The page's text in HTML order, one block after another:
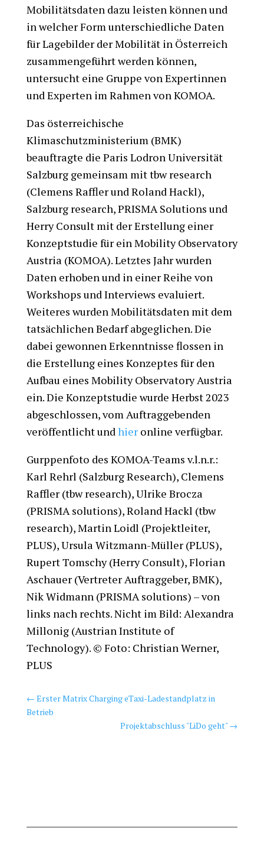
Mobilitätsdaten dazu leisten können und
in welcher Form unterschiedliche Daten
für Lagebilder der Mobilität in Österreich
zusammengeführt werden können,
untersucht eine Gruppe von Expertinnen
und Experten im Rahmen von KOMOA.
Das österreichische
Klimaschutzministerium (BMK)
beauftragte die Paris Lodron Universität
Salzburg gemeinsam mit tbw research
(Clemens Raffler und Roland Hackl),
Salzburg research, PRISMA Solutions und
Herry Consult mit der Erstellung einer
Konzeptstudie für ein Mobility Observatory
Austria (KOMOA). Letztes Jahr wurden
Daten erhoben und in einer Reihe von
Workshops und Interviews evaluiert.
Weiteres wurden Mobilitätsdaten mit dem
tatsächlichen Bedarf abgeglichen. Die
dabei gewonnen Erkenntnisse flossen in
die Erstellung eines Konzeptes für den
Aufbau eines Mobility Observatory Austria
ein. Die Konzeptstudie wurde Herbst 2023
abgeschlossen, vom Auftraggebenden
veröffentlicht und hieronline verfügbar.
Gurppenfoto des KOMOA-Teams v.l.n.r.:
Karl Rehrl (Salzburg Research), Clemens
Raffler (tbw research), Ulrike Brocza
(PRISMA solutions), Roland Hackl (tbw
research), Martin Loidl (Projektleiter,
PLUS), Ursula Witzmann-Müller (PLUS),
Rupert Tomschy (Herry Consult), Florian
Aschauer (Vertreter Auftraggeber, BMK),
Nik Widmann (PRISMA solutions) – von
links nach rechts. Nicht im Bild: Alexandra
Millonig (Austrian Institute of
Technology). © Foto: Christian Werner,
PLUS
← Erster Matrix Charging eTaxi-Ladestandplatz in
Betrieb
Projektabschluss "LiDo geht" →